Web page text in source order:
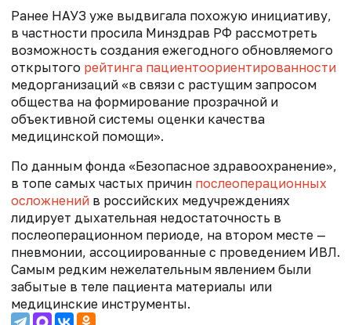
Ранее НАУЗ уже выдвигала похожую инициативу,
в частности просила Минздрав РФ рассмотреть
возможность создания ежегодного обновляемого
открытого рейтинга пациентоориентированности
медорганизаций «в связи с растущим запросом
общества на формирование прозрачной и
объективной системы оценки качества
медицинской помощи».
По данным фонда «Безопасное здравоохранение»,
в топе самых частых причин послеоперационных
осложнений в российских медучреждениях
лидирует дыхательная недостаточность в
послеоперационном периоде, на втором месте —
пневмонии, ассоциированные с проведением ИВЛ.
Самым редким нежелательным явлением были
забытые в теле пациента материалы или
медицинские инструменты.